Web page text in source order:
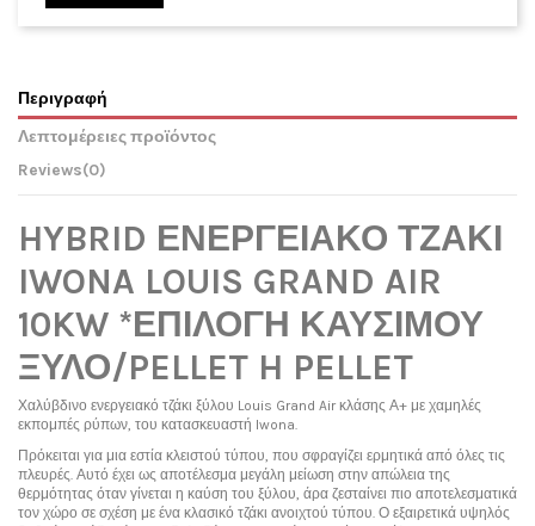
Περιγραφή
Λεπτομέρειες προϊόντος
Reviews(0)
HYBRID ΕΝΕΡΓΕΙΑΚΟ ΤΖΑΚΙ
IWONA LOUIS GRAND AIR
10KW *ΕΠΙΛΟΓΗ ΚΑΥΣΙΜΟΥ
ΞΥΛΟ/PELLET H PELLET
Χαλύβδινο ενεργειακό τζάκι ξύλου Louis Grand Air κλάσης Α+ με χαμηλές
εκπομπές ρύπων, του κατασκευαστή Iwona.
Πρόκειται για μια εστία κλειστού τύπου, που σφραγίζει ερμητικά από όλες τις
πλευρές. Αυτό έχει ως αποτέλεσμα μεγάλη μείωση στην απώλεια της
θερμότητας όταν γίνεται η καύση του ξύλου, άρα ζεσταίνει πιο αποτελεσματικά
τον χώρο σε σχέση με ένα κλασικό τζάκι ανοιχτού τύπου. Ο εξαιρετικά υψηλός